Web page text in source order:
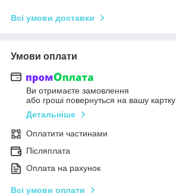
Всі умови доставки
Умови оплати
Ви отримаєте замовлення
або гроші повернуться на вашу картку
Детальніше
Оплатити частинами
Післяплата
Оплата на рахунок
Всі умови оплати